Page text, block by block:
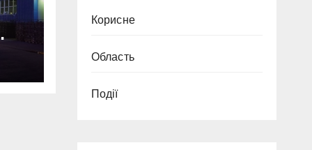
Корисне
Область
Події